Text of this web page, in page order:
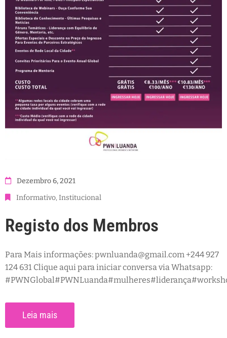
Dezembro 6, 2021
Informativo‚Institucional
Registo dos Membros
Para Mais informações: pwnluanda@gmail.com +244 927
124 631 Clique aqui para iniciar conversa via Whatsapp:
Leia mais